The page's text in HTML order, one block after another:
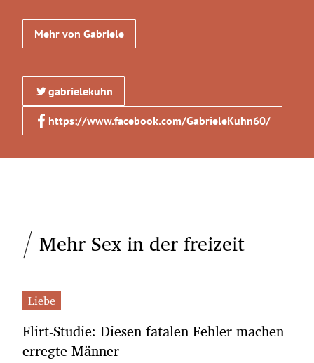
Mehr von Gabriele
gabrielekuhn
https://www.facebook.com/GabrieleKuhn60/
Mehr Sex in der freizeit
Liebe
Flirt-Studie: Diesen fatalen Fehler machen
erregte Männer